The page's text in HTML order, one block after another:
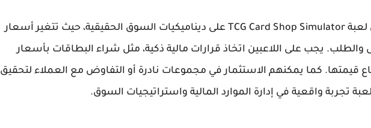
يعتمد نظام الاقتصاد في لعبة TCG Card Shop Simulator على ديناميكيات السوق الحقيقية، حيث تتغير أسعار
يجب على اللاعبين اتخاذ قرارات مالية ذكية، مثل شراء البطاقات بأسعار
قيمتها. كما يمكنهم الاستثمار في مجموعات نادرة أو التفاوض مع العملاء لتحقيق
تجربة واقعية في إدارة الموارد المالية واستراتيجيات السوق.